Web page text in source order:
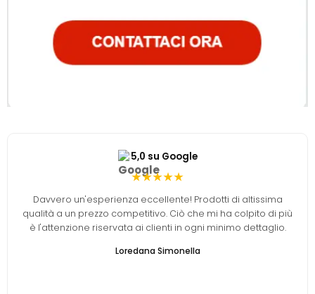
5,0 su Google
★★★★★
Davvero un'esperienza eccellente! Prodotti di altissima
qualità a un prezzo competitivo. Ciò che mi ha colpito di più
è l'attenzione riservata ai clienti in ogni minimo dettaglio.
Loredana Simonella